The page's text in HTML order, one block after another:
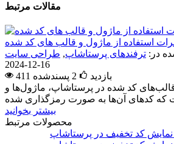
مقالات مرتبط
استفاده از ماژول و قالب های کد شده
در: ترفندهای پرستاشاپ, طراحی سایت
2024-12-16
411 بازدید
2 پسندشده
قالب‌های کد شده در پرستاشاپ، ماژول‌ها و
بیشتر بخوانید
محصولات مرتبط